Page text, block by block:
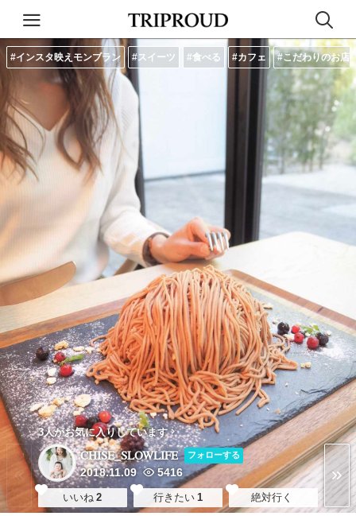
#インスタ映えモンブラン #スイーツ #食べる #カフェ #こだわりのお店
3人がお気に入りしています
CHISE_SLOWLIFE フォローする
2018.11.09 5416
いいね 2 行きたい 1 絶対行く